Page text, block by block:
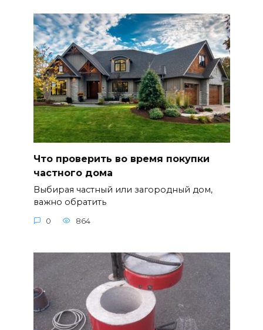
Что проверить во время покупки
частного дома
Выбирая частный или загородный дом,
важно обратить
0 864